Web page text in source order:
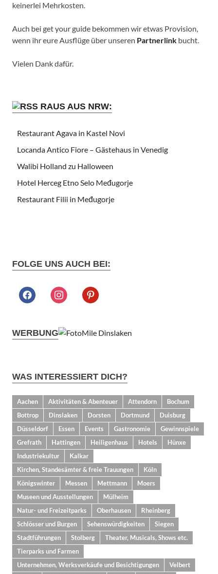
keinerlei Mehrkosten.
Auch bei get your guide bekommen wir etwas Provision,
wenn ihr eure Ausflüge über unseren Partnerlink bucht.
Vielen Dank dafür.
RAUS AUS NRW:
Restaurant Agava in Kastel Novi
Locanda Antico Fiore – Gästehaus in Venedig
Walibi Holland zu Halloween
Hotel Herceg Etno Selo Međugorje
Restaurant Filii in Međugorje
FOLGE UNS AUCH BEI:
WERBUNG
WAS INTERESSIERT DICH?
Aachen Aktivitäten & Abenteuer Attendorn
Bochum
Bottrop
Dinslaken Dorsten Dortmund
Duisburg
Düsseldorf
Essen Events Gastronomie
Gewinnspiele
Grefrath
Hattingen Heiligenhaus Hotels
Hünxe
Industriekultur
Kalkar
Kirchen, Standesämter & freie Trauungen
Köln
Königswinter
Messen Mettmann
Moers
Museen und Ausstellungen
Mülheim
Natur- und Freizeitparks
Oberhausen
Rheinberg
Schlösser und Burgen
Sehenswürdigkeiten
Siegen
Stadtführungen
Stolberg
Theater, Musicals, Shows etc.
Tierparks und Farmen
Unternehmen, Werksverkäufe und Besichtigungen
Velbert